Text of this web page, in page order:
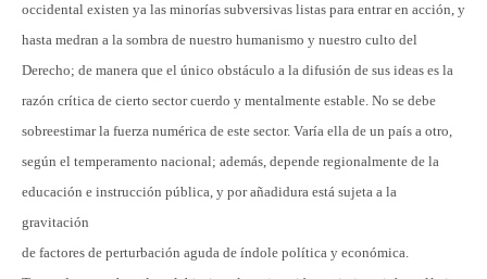
occidental existen ya las minorías subversivas listas para entrar en acción, y
hasta medran a la sombra de nuestro humanismo y nuestro culto del
Derecho; de manera que el único obstáculo a la difusión de sus ideas es la
razón crítica de cierto sector cuerdo y mentalmente estable. No se debe
sobreestimar la fuerza numérica de este sector. Varía ella de un país a otro,
según el temperamento nacional; además, depende regionalmente de la
educación e instrucción pública, y por añadidura está sujeta a la
gravitación
de factores de perturbación aguda de índole política y económica.